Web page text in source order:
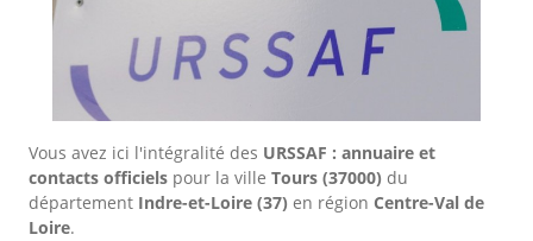
Vous avez ici l'intégralité des URSSAF : annuaire et
contacts officiels pour la ville Tours (37000) du
département Indre-et-Loire (37) en région Centre-Val de
Loire.